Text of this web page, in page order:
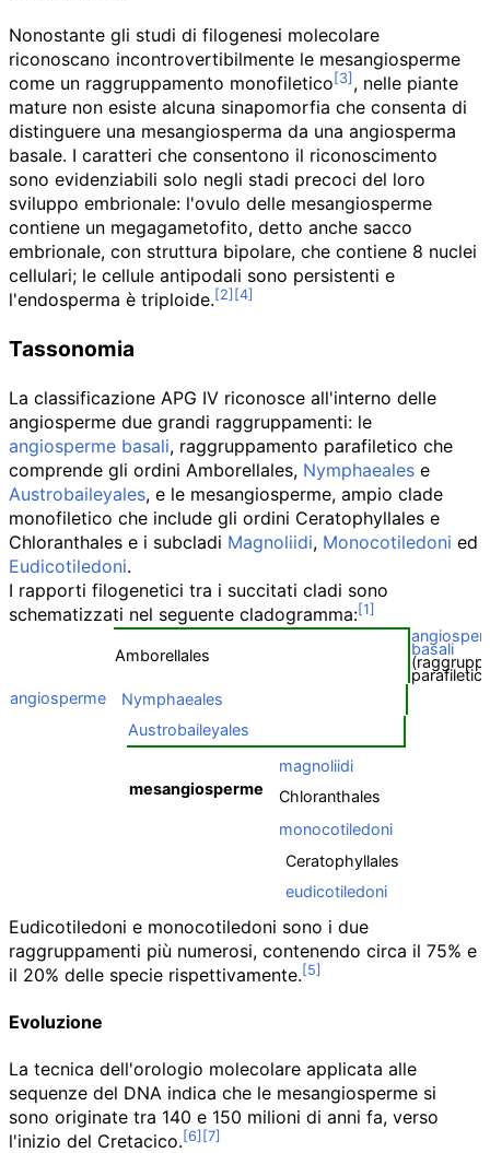
Nonostante gli studi di filogenesi molecolare
riconoscano incontrovertibilmente le mesangiosperme
come un raggruppamento monofiletico
, nelle piante
mature non esiste alcuna sinapomorfia che consenta di
distinguere una mesangiosperma da una angiosperma
basale. I caratteri che consentono il riconoscimento
sono evidenziabili solo negli stadi precoci del loro
sviluppo embrionale: l'ovulo delle mesangiosperme
contiene un megagametofito, detto anche sacco
embrionale, con struttura bipolare, che contiene 8 nuclei
cellulari; le cellule antipodali sono persistenti e
l'endosperma è triploide.
Tassonomia
La classificazione APG IV riconosce all'interno delle
angiosperme due grandi raggruppamenti: le
angiosperme basali, raggruppamento parafiletico che
comprende gli ordini Amborellales, Nymphaeales e
Austrobaileyales, e le mesangiosperme, ampio clade
monofiletico che include gli ordini Ceratophyllales e
Chloranthales e i subcladi Magnoliidi, Monocotiledoni ed
Eudicotiledoni.
I rapporti filogenetici tra i succitati cladi sono
schematizzati nel seguente cladogramma:
angiosperme
Amborellales basali
Nymphaeales
Austrobaileyales
mesangiosperme
magnoliidi
Chloranthales
monocotiledoni
Ceratophyllales
eudicotiledoni
Eudicotiledoni e monocotiledoni sono i due
raggruppamenti più numerosi, contenendo circa il 75% e
il 20% delle specie rispettivamente.
Evoluzione
La tecnica dell'orologio molecolare applicata alle
sequenze del DNA indica che le mesangiosperme si
sono originate tra 140 e 150 milioni di anni fa, verso
l'inizio del Cretacico.